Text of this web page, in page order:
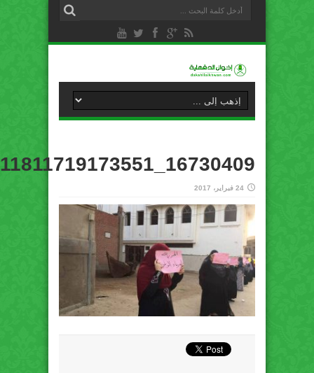
16730409_411811719173551_3846089893905304173_n
24 فبراير، 2017